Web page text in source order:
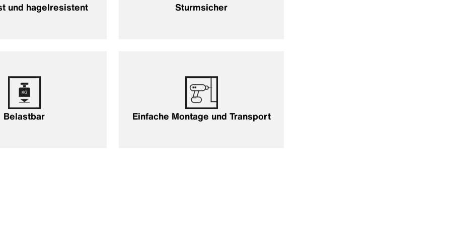
und hagelresistent Sturmsicher
Belastbar Einfache Montage und Transport